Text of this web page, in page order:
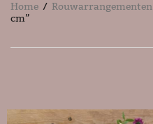
Home / Rouwarrangementen
cm”